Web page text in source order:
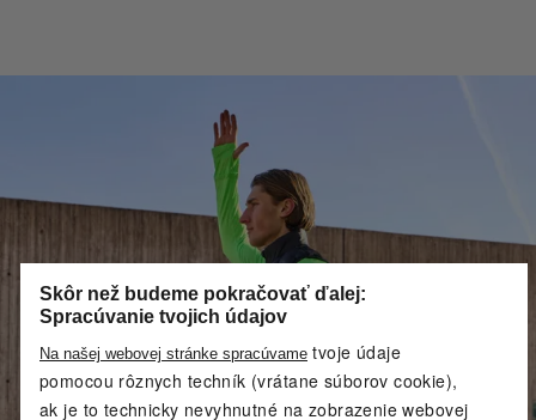
Skôr než budeme pokračovať ďalej:
Spracúvanie tvojich údajov
Na našej webovej stránke spracúvame tvoje údaje
pomocou rôznych techník (vrátane súborov cookie),
ak je to technicky nevyhnutné na zobrazenie webovej